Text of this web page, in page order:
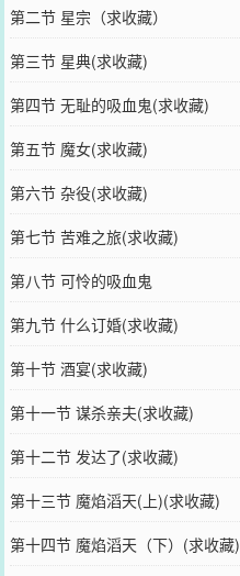
第二节 星宗（求收藏）
第三节 星典(求收藏)
第四节 无耻的吸血鬼(求收藏)
第五节 魔女(求收藏)
第六节 杂役(求收藏)
第七节 苦难之旅(求收藏)
第八节 可怜的吸血鬼
第九节 什么订婚(求收藏)
第十节 酒宴(求收藏)
第十一节 谋杀亲夫(求收藏)
第十二节 发达了(求收藏)
第十三节 魔焰滔天(上)(求收藏)
第十四节 魔焰滔天（下）(求收藏)